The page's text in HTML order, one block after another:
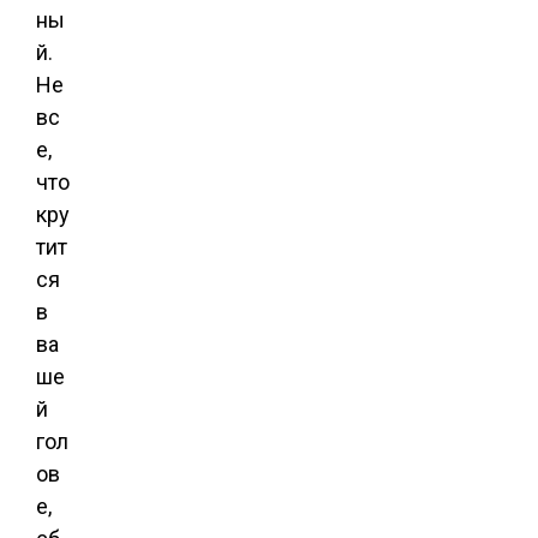
ны
й.
Не
вс
е,
что
кру
тит
ся
в
ва
ше
й
гол
ов
е,